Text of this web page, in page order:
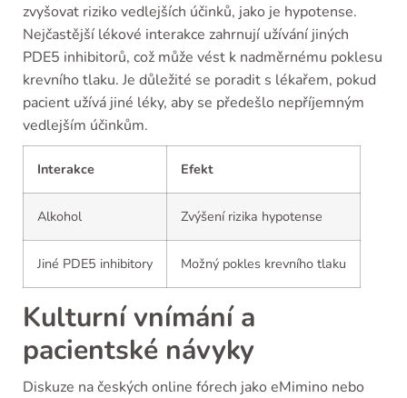
zvyšovat riziko vedlejších účinků, jako je hypotense.
Nejčastější lékové interakce zahrnují užívání jiných
PDE5 inhibitorů, což může vést k nadměrnému poklesu
krevního tlaku. Je důležité se poradit s lékařem, pokud
pacient užívá jiné léky, aby se předešlo nepříjemným
vedlejším účinkům.
Interakce Efekt
Alkohol Zvýšení rizika hypotense
Jiné PDE5 inhibitory Možný pokles krevního tlaku
Kulturní vnímání a
pacientské návyky
Diskuze na českých online fórech jako eMimino nebo